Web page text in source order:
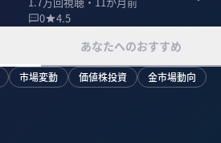
0
4.5
あなたへのおすすめ
市場変動 価値株投資 金市場動向